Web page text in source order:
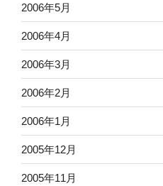
2006年5月
2006年4月
2006年3月
2006年2月
2006年1月
2005年12月
2005年11月